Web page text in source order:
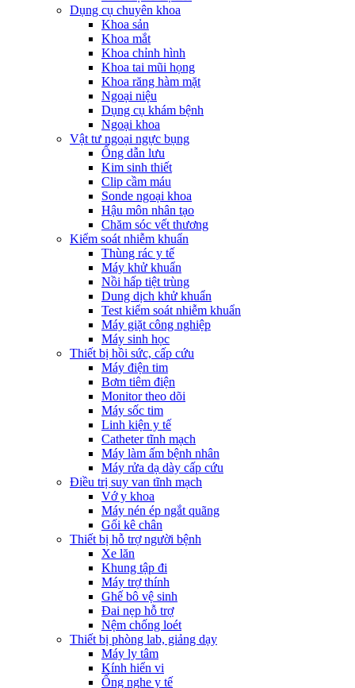
Dụng cụ chuyên khoa
Khoa sản
Khoa mắt
Khoa chỉnh hình
Khoa tai mũi họng
Khoa răng hàm mặt
Ngoại niệu
Dụng cụ khám bệnh
Ngoại khoa
Vật tư ngoại ngực bụng
Ống dẫn lưu
Kim sinh thiết
Clip cầm máu
Sonde ngoại khoa
Hậu môn nhân tạo
Chăm sóc vết thương
Kiểm soát nhiễm khuẩn
Thùng rác y tế
Máy khử khuẩn
Nồi hấp tiệt trùng
Dung dịch khử khuẩn
Test kiểm soát nhiễm khuẩn
Máy giặt công nghiệp
Máy sinh học
Thiết bị hồi sức, cấp cứu
Máy điện tim
Bơm tiêm điện
Monitor theo dõi
Máy sốc tim
Linh kiện y tế
Catheter tĩnh mạch
Máy làm ấm bệnh nhân
Máy rửa dạ dày cấp cứu
Điều trị suy van tĩnh mạch
Vớ y khoa
Máy nén ép ngắt quãng
Gối kê chân
Thiết bị hỗ trợ người bệnh
Xe lăn
Khung tập đi
Máy trợ thính
Ghế bô vệ sinh
Đai nẹp hỗ trợ
Nệm chống loét
Thiết bị phòng lab, giảng dạy
Máy ly tâm
Kính hiển vi
Ống nghe y tế